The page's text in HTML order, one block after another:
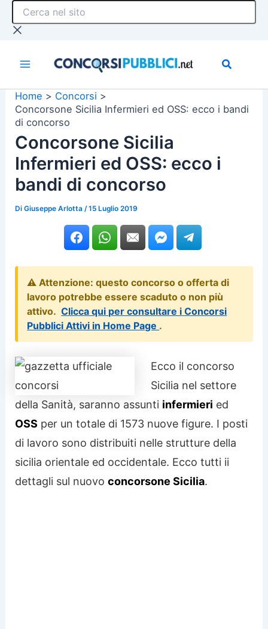
Cerca
sito
Home
Concorsi
Concorsone Sicilia Infermieri ed OSS: ecco i bandi
di concorso
Concorsone Sicilia
Infermieri ed OSS: ecco i
bandi di concorso
DiGiuseppe Arlotta /15 Luglio 2019
⚠️ Attenzione: questo concorso o offerta di
lavoro potrebbe essere scaduto o non più
attivo. Clicca qui per consultare i Concorsi
Pubblici Attivi in Home Page .
Ecco il concorso
Sicilia nel settore
della Sanità, saranno assunti infermieri ed
OSS per un totale di 1573 nuove figure. I posti
di lavoro sono distribuiti nelle strutture della
sicilia orientale ed occidentale. Ecco tutti ii
dettagli sul nuovoconcorsone Sicilia.